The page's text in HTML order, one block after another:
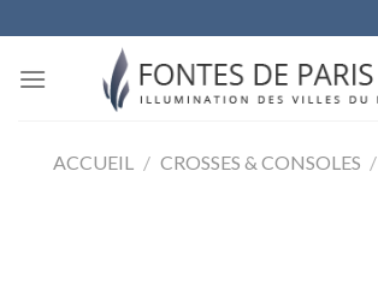
to
content
ACCUEIL / CROSSES & CONSOLES /